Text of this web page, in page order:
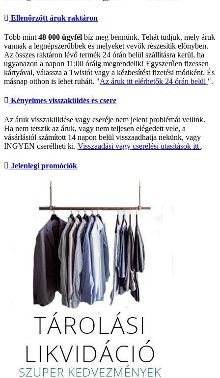
Ellenőrzött áruk raktáron
Több mint 48 000 ügyfél bíz meg bennünk. Tehát tudjuk, mely áruk
vannak a legnépszerűbbek és melyeket vevők részesítik előnyben.
Az összes raktáron lévő termék 24 órán belül szállításra kerül, ha
ugyanazon a napon 11:00 óráig megrendelik! Egyszerűen fizessen
kártyával, válassza a Twistót vagy a kézbesítést fizetési módként. És
másnap otthon is lehet ruháit. "Az áruk itt elérhetők 24 órán belül ".
Kényelmes visszaküldés és csere
Az áruk visszaküldése vagy cseréje nem jelent problémát velünk.
Ha nem tetszik az áruk, vagy nem teljesen elégedett vele, a
vásárlástól számított 14 napon belül visszaadhatja nekünk, vagy
INGYEN cserélheti ki. Visszaadási vagy cserélési utasítások itt .
Jelenlegi promóciók